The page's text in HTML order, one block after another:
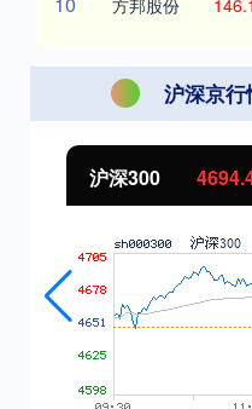
方邦股份
沪深京
沪深300